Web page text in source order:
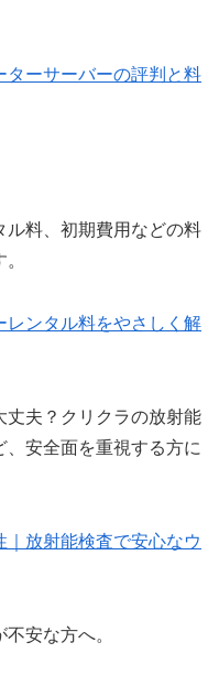
ターサーバーの評判と料
ル料、初期費用などの料
レンタル料をやさしく解
丈夫？クリクラの放射能
安全面を重視する方に
放射能検査で安心なウ
安な方へ。